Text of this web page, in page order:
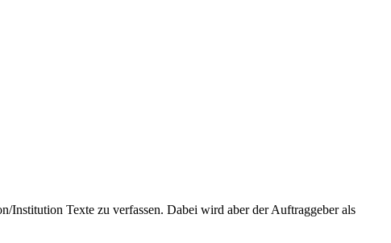
Institution Texte zu verfassen. Dabei wird aber der Auftraggeber als